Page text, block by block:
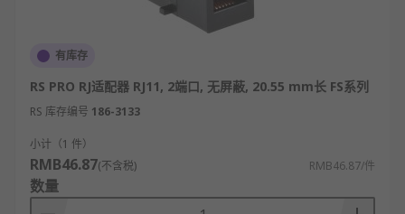
光纤分布式数据接口（FDDI）是由美国国家标准化组
织（ANSI）制定的在光缆上发送数字信号的一组协
议。FDDI是成熟的LAN技术中传输速率最高的一种，
具有定时令牌协议的特性，支持多种拓扑结构，传输
媒体为光纤。
AUI接口
AUI接口专门用于连接粗同轴电缆，早期的网卡上有
这样的接口与集线器、交换机相连组成网络，现在一
有库存
RS PRO RJ适配器 RJ11, 2端口, 无屏蔽, 20.55 mm长 FS系列
RS 库存编号 186-3133
小计（1 件）
RMB46.87(不含税) RMB46.87/件
数量